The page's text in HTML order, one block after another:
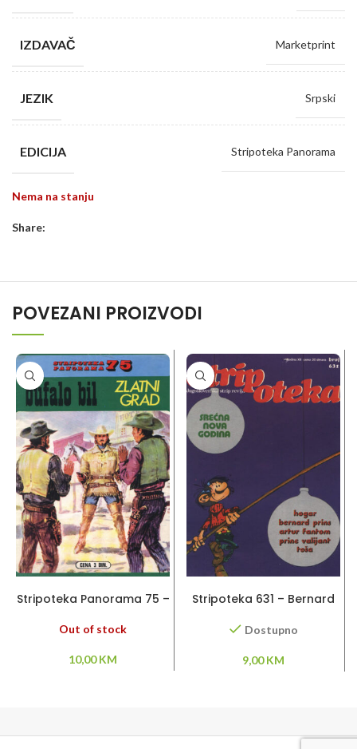
IZDAVAČ Marketprint
JEZIK Srpski
EDICIJA Stripoteka Panorama
Nema na stanju
Share:
POVEZANI PROIZVODI
Stripoteka Panorama 75 –
Out of stock
10,00KM
Stripoteka 631 – Bernard
Princ Valiant
Dostupno
9,00KM